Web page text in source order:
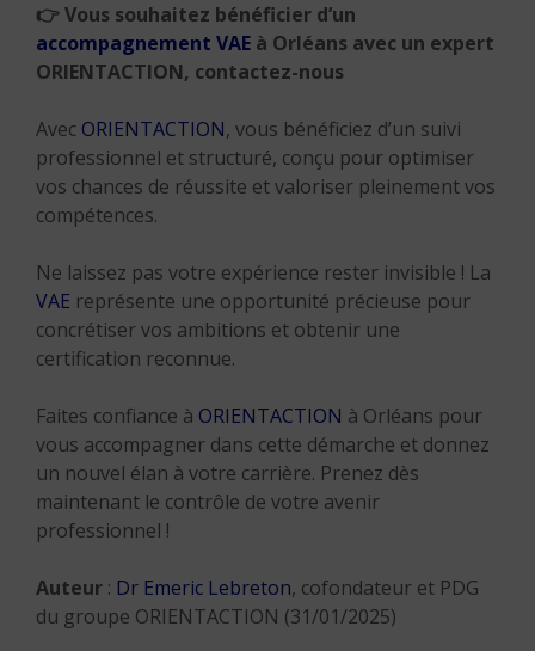
👉Vous souhaitez bénéficier d’un
accompagnement VAE à Orléans avec un expert
ORIENTACTION, contactez-nous
Avec ORIENTACTION, vous bénéficiez d’un suivi
professionnel et structuré, conçu pour optimiser
vos chances de réussite et valoriser pleinement vos
compétences.
Ne laissez pas votre expérience rester invisible ! La
VAE représente une opportunité précieuse pour
concrétiser vos ambitions et obtenir une
certification reconnue.
Faites confiance à ORIENTACTION à Orléans pour
vous accompagner dans cette démarche et donnez
un nouvel élan à votre carrière. Prenez dès
maintenant le contrôle de votre avenir
professionnel !
Auteur : Dr Emeric Lebreton, cofondateur et PDG
du groupe ORIENTACTION (31/01/2025)